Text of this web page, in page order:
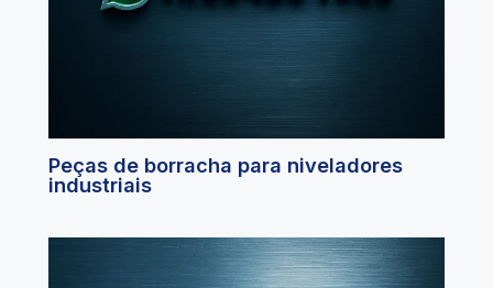
Peças de borracha para niveladores
industriais